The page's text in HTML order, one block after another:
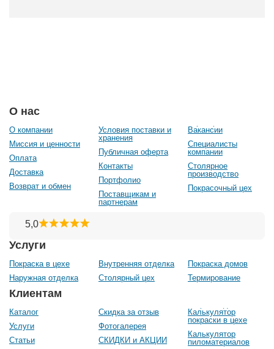
О нас
О компании
Миссия и ценности
Оплата
Доставка
Возврат и обмен
Условия поставки и
хранения
Публичная оферта
Контакты
Портфолио
Поставщикам и
партнерам
Вакансии
Специалисты
компании
Столярное
производство
Покрасочный цех
Услуги
Покраска в цехе
Наружная отделка
Внутренняя отделка
Столярный цех
Покраска домов
Термирование
Клиентам
Каталог
Услуги
Статьи
Скидка за отзыв
Фотогалерея
СКИДКИ и АКЦИИ
Калькулятор
покраски в цехе
Калькулятор
пиломатериалов